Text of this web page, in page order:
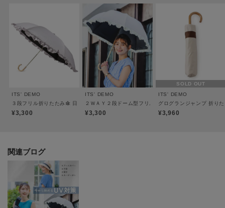
撥水度級は４級あり、晴れの日だけではなく雨の日ももちろんご利用いただ
けます。
※傘を開閉する際はお手元のボタンを押してください。閉じた後はお手元部
分まで手でカチっというまでお戻しください。
※ボタンを使用せずに開閉しますと故障の原因となりますのでご注意くださ
い。
た、パソコン・スマートフォンなどの環境により、若干製品と画像のカラー
が異なる場合もございます。
ITS' DEMO
３段フリル折りたたみ傘 日傘
¥3,300
ITS' DEMO
２ＷＡＹ２段ドーム型フリル 折りたたみ傘 日傘
¥3,300
SOLD OUT
ITS' DEMO
グログランジャンプ 折り
¥3,960
関連ブログ